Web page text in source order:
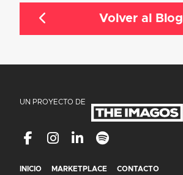
Volver al Blog
UN PROYECTO DE
INICIO MARKETPLACE CONTACTO